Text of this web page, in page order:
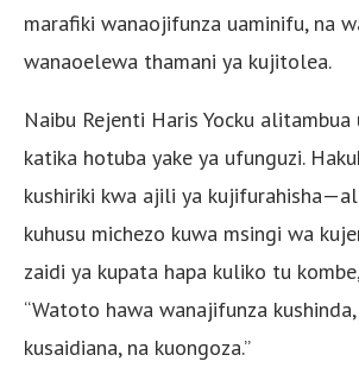
marafiki wanaojifunza uaminifu, na
wanaoelewa thamani ya kujitolea.
Naibu Rejenti Haris Yocku alitambua
katika hotuba yake ya ufunguzi.
kushiriki kwa ajili ya
kuhusu michezo kuwa msingi wa
zaidi ya kupata hapa kuliko tu
“Watoto hawa wanajifunza
kusaidiana, na kuongoza.”